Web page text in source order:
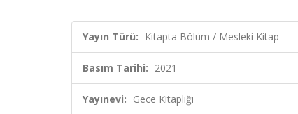
Yayın Türü: Kitapta Bölüm / Mesleki Kitap
Basım Tarihi: 2021
Yayınevi: Gece Kitaplığı